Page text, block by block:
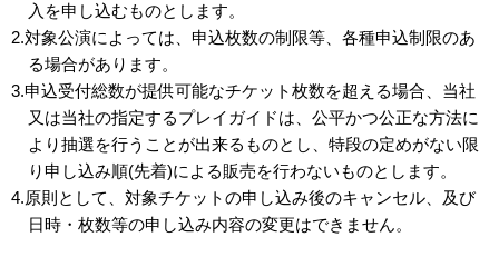
入を申し込むものとします。
2.対象公演によっては、申込枚数の制限等、各種申込制限のあ
る場合があります。
3.申込受付総数が提供可能なチケット枚数を超える場合、当社
又は当社の指定するプレイガイドは、公平かつ公正な方法に
より抽選を行うことが出来るものとし、特段の定めがない限
り申し込み順(先着)による販売を行わないものとします。
4.原則として、対象チケットの申し込み後のキャンセル、及び
日時・枚数等の申し込み内容の変更はできません。